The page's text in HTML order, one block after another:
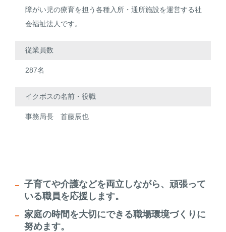
障がい児の療育を担う各種入所・通所施設を運営する社
会福祉法人です。
従業員数
287名
イクボスの名前・役職
事務局長 首藤辰也
子育てや介護などを両立しながら、頑張って
いる職員を応援します。
家庭の時間を大切にできる職場環境づくりに
努めます。